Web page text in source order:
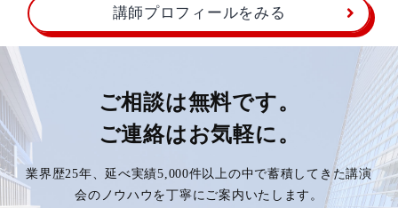
講師プロフィールをみる
ご相談は無料です。
ご連絡はお気軽に。
業界歴25年、延べ実績5,000件以上の中で蓄積してきた講演
会のノウハウを丁寧にご案内いたします。